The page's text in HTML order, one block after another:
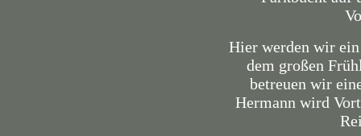
Hier werden wir
dem großen
betreuen wir
Hermann wird